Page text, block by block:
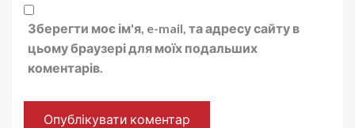
Зберегти моє ім'я, e-mail, та адресу сайту в
цьому браузері для моїх подальших
коментарів.